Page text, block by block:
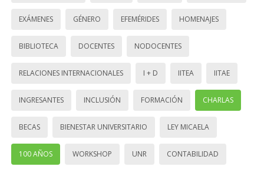
EXÁMENES GÉNERO EFEMÉRIDES HOMENAJES
BIBLIOTECA DOCENTES NODOCENTES
RELACIONES INTERNACIONALES I + D IITEA IITAE
INGRESANTES INCLUSIÓN FORMACIÓN CHARLAS
BECAS BIENESTAR UNIVERSITARIO LEY MICAELA
100 AÑOS WORKSHOP UNR CONTABILIDAD